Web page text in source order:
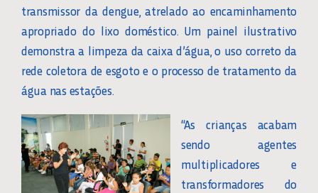
transmissor da dengue, atrelado ao encaminhamento
apropriado do lixo doméstico. Um painel ilustrativo
demonstra a limpeza da caixa d’água, o uso correto da
rede coletora de esgoto e o processo de tratamento da
água nas estações.
“As crianças acabam
sendo agentes
multiplicadores e
transformadores do